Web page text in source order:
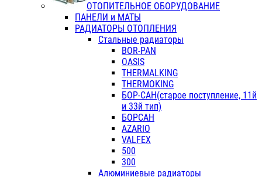
ОТОПИТЕЛЬНОЕ ОБОРУДОВАНИЕ
ПАНЕЛИ и МАТЫ
РАДИАТОРЫ ОТОПЛЕНИЯ
Стальные радиаторы
BOR-PAN
OASIS
THERMALKING
THERMOKING
БОР-САН(старое поступление, 11й
и 33й тип)
БОРСАН
AZARIO
VALFEX
500
300
Алюминиевые радиаторы